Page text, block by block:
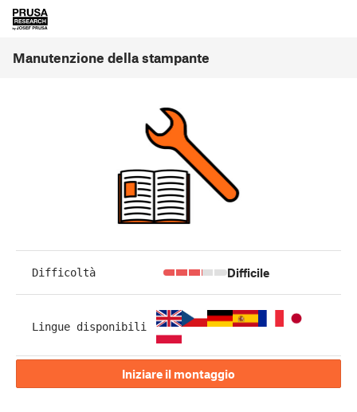
Manutenzione della stampante
Difficoltà Difficile
Lingue disponibili
Iniziare il montaggio